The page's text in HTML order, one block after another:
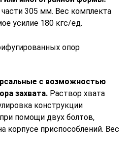
305 мм. Вес комплекта
усилие 180 кгс/ед.
опор
с возможностью
захвата. Раствор хвата
конструкции
помощи двух болтов,
корпусе приспособлений. Вес